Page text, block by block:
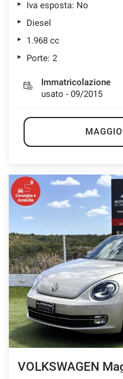
Iva esposta: No
Diesel
1.968 cc
Porte: 2
Immatricolazione
usato - 09/2015
VOLKSWAGEN